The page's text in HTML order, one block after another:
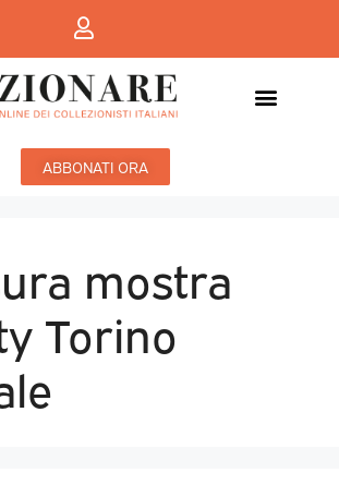
ABBONATI ORA
mostra
Torino